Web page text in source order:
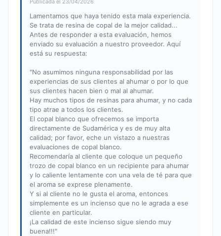
Publicada el 23/04/2026
Lamentamos que haya tenido esta mala experiencia.
Se trata de resina de copal de la mejor calidad...
Antes de responder a esta evaluación, hemos
enviado su evaluación a nuestro proveedor. Aquí
está su respuesta:
"No asumimos ninguna responsabilidad por las
experiencias de sus clientes al ahumar o por lo que
sus clientes hacen bien o mal al ahumar.
Hay muchos tipos de resinas para ahumar, y no cada
tipo atrae a todos los clientes.
El copal blanco que ofrecemos se importa
directamente de Sudamérica y es de muy alta
calidad; por favor, eche un vistazo a nuestras
evaluaciones de copal blanco.
Recomendaría al cliente que coloque un pequeño
trozo de copal blanco en un recipiente para ahumar
y lo caliente lentamente con una vela de té para que
el aroma se exprese plenamente.
Y si al cliente no le gusta el aroma, entonces
simplemente es un incienso que no le agrada a ese
cliente en particular.
¡La calidad de este incienso sigue siendo muy
buena!!!"